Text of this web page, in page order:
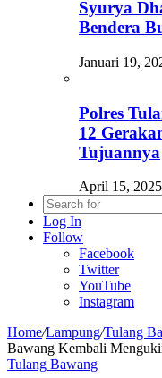
Syurya
Bendera
Januari 19,
Polres
12
Tujuannya
April 15, 2025
Log In
Follow
Facebook
Twitter
YouTube
Instagram
Home/Lampung/Tulang
Bawang Kembali
Tulang Bawang